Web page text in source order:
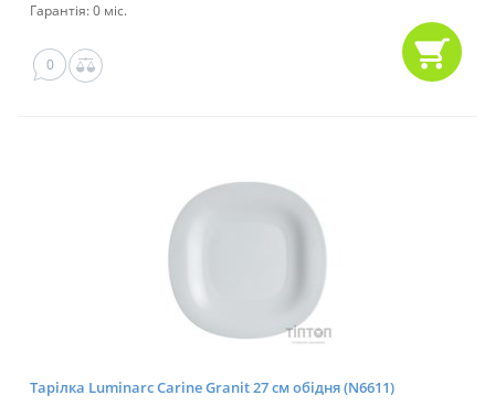
Гарантія: 0 міс.
0
Тарілка Luminarc Carine Granit 27 см обідня (N6611)